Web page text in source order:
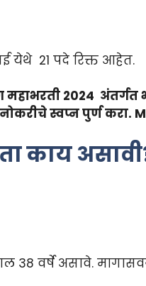
येथे 21 पदे रिक्त आहेत.
महाभरती 2024
स्वप्न पुर्ण करा.
काय असावी
38 वर्षे असावे.